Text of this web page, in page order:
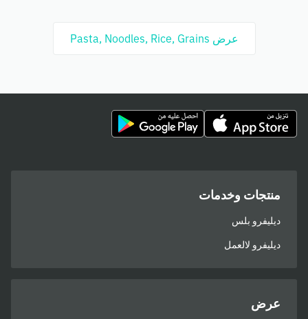
عرض Pasta, Noodles, Rice, Grains
منتجات وخدمات
ديليفرو بلس
ديليفرو لالعمل
عرض